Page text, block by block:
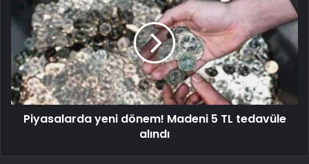
Piyasalarda yeni dönem! Madeni 5 TL tedavüle
alındı